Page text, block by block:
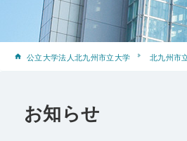
公立大学法人北九州市立大学 北九州市
お知らせ